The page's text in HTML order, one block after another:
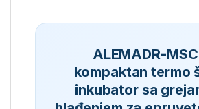
ALEMADR-
kompaktan termo
inkubator sa